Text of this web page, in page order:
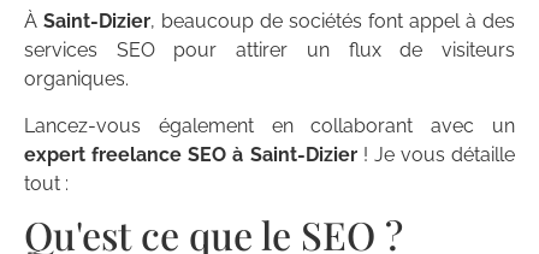
À Saint-Dizier, beaucoup de sociétés font appel à des
services SEO pour attirer un flux de visiteurs
organiques.
Lancez-vous également en collaborant avec un
expert freelance SEO à Saint-Dizier! Je vous détaille
tout :
Qu'est ce que le SEO ?